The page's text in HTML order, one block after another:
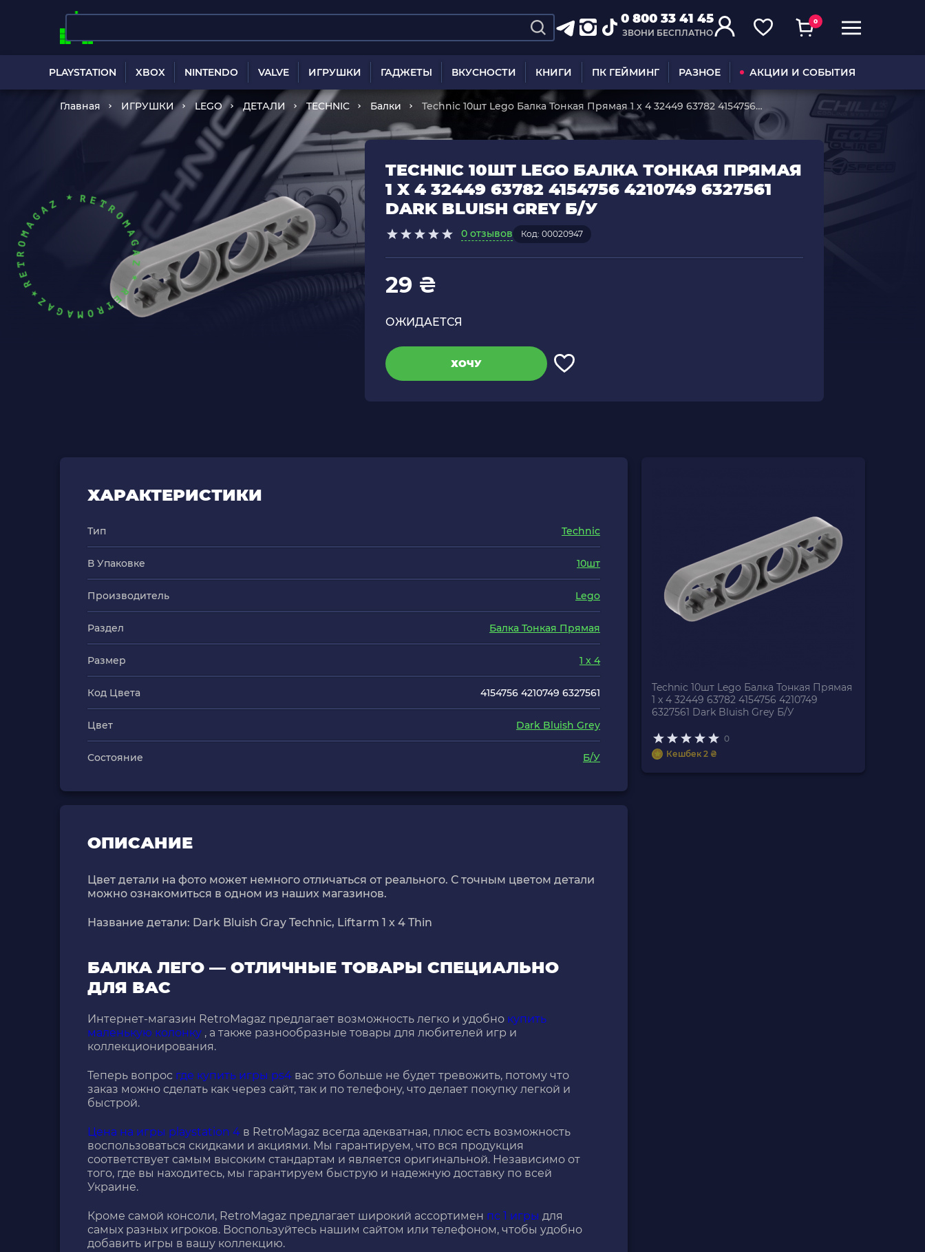
0 800 33 41 45
ЗВОНИ БЕСПЛАТНО
0
PLAYSTATION XBOX NINTENDO VALVE ИГРУШКИ ГАДЖЕТЫ ВКУСНОСТИ КНИГИ ПК ГЕЙМИНГ РАЗНОЕ АКЦИИ И СОБЫТИЯ
Главная ИГРУШКИ LEGO ДЕТАЛИ TECHNIC Балки
Technic 10шт Lego Балка Тонкая Прямая 1 x 4 32449 63782 4154756
4210749 6327561 Dark Bluish Grey Б/У
TECHNIC 10ШТ LEGO БАЛКА ТОНКАЯ ПРЯМАЯ
1 X 4 32449 63782 4154756 4210749 6327561
DARK BLUISH GREY Б/У
0 отзывов Код: 00020947
29 ₴
ОЖИДАЕТСЯ
ХОЧУ
ХАРАКТЕРИСТИКИ
Тип Technic
В Упаковке 10шт
Производитель Lego
Раздел Балка Тонкая Прямая
Размер 1 x 4
Код Цвета 4154756 4210749 6327561
Цвет Dark Bluish Grey
Состояние Б/У
ОПИСАНИЕ
Цвет детали на фото может немного отличаться от реального. С точным цветом детали
можно ознакомиться в одном из наших магазинов.
Название детали: Dark Bluish Gray Technic, Liftarm 1 x 4 Thin
БАЛКА ЛЕГО — ОТЛИЧНЫЕ ТОВАРЫ СПЕЦИАЛЬНО
ДЛЯ ВАС
Интернет-магазин RetroMagaz предлагает возможность легко и удобно купить
маленькую колонку , а также разнообразные товары для любителей игр и
коллекционирования.
Теперь вопрос где купить игры ps4 вас это больше не будет тревожить, потому что
заказ можно сделать как через сайт, так и по телефону, что делает покупку легкой и
быстрой.
Цена на игры playstation 4 в RetroMagaz всегда адекватная, плюс есть возможность
воспользоваться скидками и акциями. Мы гарантируем, что вся продукция
соответствует самым высоким стандартам и является оригинальной. Независимо от
того, где вы находитесь, мы гарантируем быструю и надежную доставку по всей
Украине.
Кроме самой консоли, RetroMagaz предлагает широкий ассортимен пс 1 игры для
самых разных игроков. Воспользуйтесь нашим сайтом или телефоном, чтобы удобно
добавить игры в вашу коллекцию.
Technic 10шт Lego Балка Тонкая Прямая
1 x 4 32449 63782 4154756 4210749
6327561 Dark Bluish Grey Б/У
0
Кешбек 2 ₴